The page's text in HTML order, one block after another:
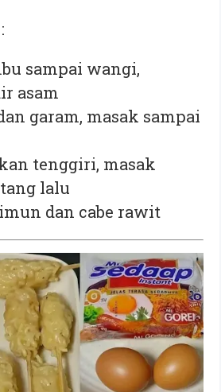
:⁣
sampai wangi,
asam
garam, masak sampai
tenggiri, masak
lalu
dan cabe rawit⁣